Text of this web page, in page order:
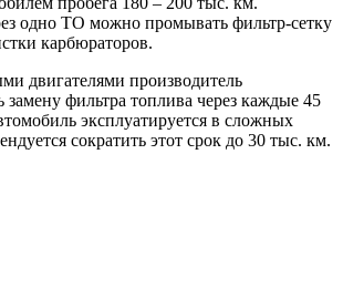
одно ТО можно промывать фильтр-сетку
карбюраторов.
двигателями производитель
замену фильтра топлива через каждые 45
эксплуатируется в сложных
сократить этот срок до 30 тыс. км.